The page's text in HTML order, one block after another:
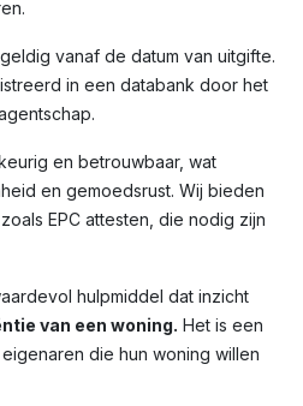
vanaf de datum van uitgifte.
in een databank door het
en betrouwbaar, wat
en gemoedsrust. Wij bieden
EPC attesten, die nodig zijn
hulpmiddel dat inzicht
van een woning. Het is een
die hun woning willen